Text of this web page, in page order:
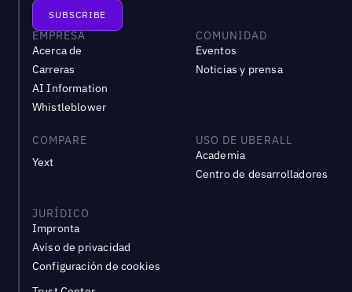
EMPRESA
Acerca de
Carreras
AI Information
Whistleblower
COMUNIDAD
Eventos
Noticias y prensa
COMPARE
Yext
USO DE UBERALL
Academia
Centro de desarrolladores
JURÍDICO
Impronta
Aviso de privacidad
Configuración de cookies